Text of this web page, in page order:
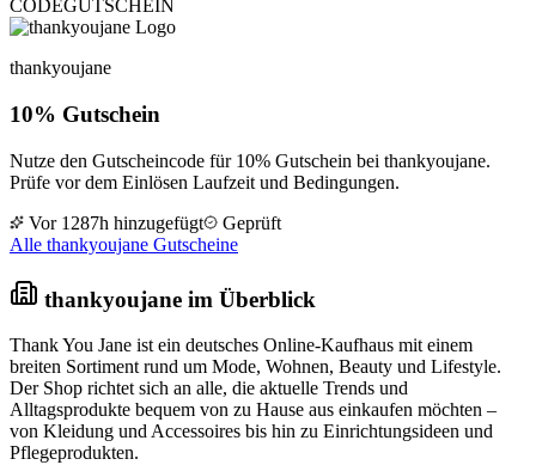
CODEGUTSCHEIN
thankyoujane
10% Gutschein
Nutze den Gutscheincode für 10% Gutschein bei thankyoujane.
Prüfe vor dem Einlösen Laufzeit und Bedingungen.
Vor 1287h hinzugefügt
Geprüft
Alle thankyoujane Gutscheine
thankyoujane im Überblick
Thank You Jane ist ein deutsches Online-Kaufhaus mit einem
breiten Sortiment rund um Mode, Wohnen, Beauty und Lifestyle.
Der Shop richtet sich an alle, die aktuelle Trends und
Alltagsprodukte bequem von zu Hause aus einkaufen möchten –
von Kleidung und Accessoires bis hin zu Einrichtungsideen und
Pflegeprodukten.